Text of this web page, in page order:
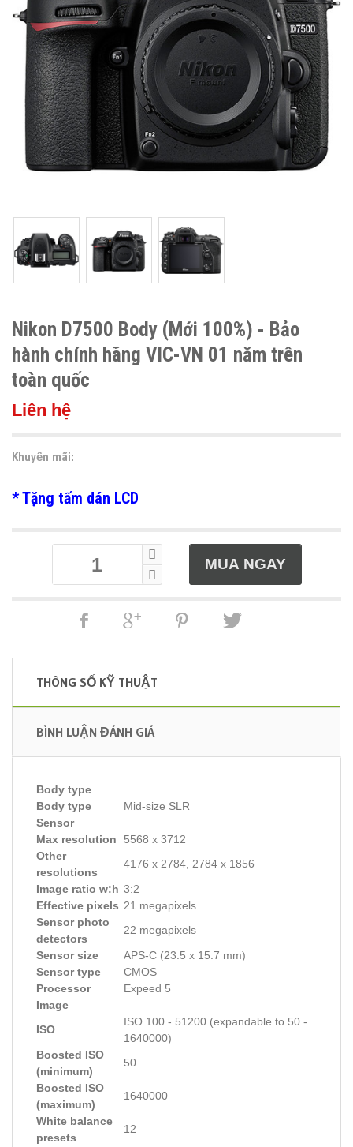
Nikon D7500 Body (Mới 100%) - Bảo
hành chính hãng VIC-VN 01 năm trên
toàn quốc
Liên hệ
Khuyến mãi:
* Tặng tấm dán LCD
THÔNG SỐ KỸ THUẬT
BÌNH LUẬN ĐÁNH GIÁ
Body type
Body type
Mid-size SLR
Sensor
Max resolution
5568 x 3712
Other
resolutions
4176 x 2784, 2784 x 1856
Image ratio w:h 3:2
Effective pixels 21 megapixels
Sensor photo
detectors
22 megapixels
Sensor size
APS-C (23.5 x 15.7 mm)
Sensor type
CMOS
Processor
Expeed 5
Image
ISO
ISO 100 - 51200 (expandable to 50 -
1640000)
Boosted ISO
(minimum)
50
Boosted ISO
(maximum)
1640000
White balance
presets
12